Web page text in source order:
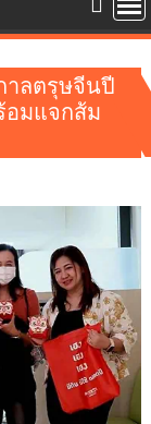
าลตรุษจีนปี
อมแจกส้ม